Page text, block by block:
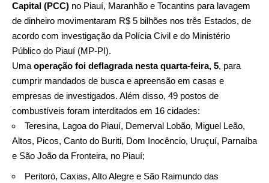
Capital (PCC) no Piauí, Maranhão e Tocantins para lavagem
de dinheiro movimentaram R$ 5 bilhões nos três Estados, de
acordo com investigação da Polícia Civil e do Ministério
Público do Piauí (MP-PI).
Uma operação foi deflagrada nesta quarta-feira, 5, para
cumprir mandados de busca e apreensão em casas e
empresas de investigados. Além disso, 49 postos de
combustíveis foram interditados em 16 cidades:
Teresina, Lagoa do Piauí, Demerval Lobão, Miguel Leão,
Altos, Picos, Canto do Buriti, Dom Inocêncio, Uruçuí, Parnaíba
e São João da Fronteira, no Piauí;
Peritoró, Caxias, Alto Alegre e São Raimundo das